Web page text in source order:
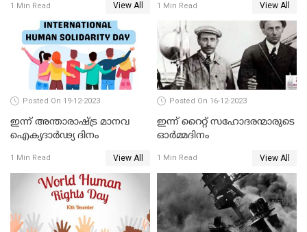
1 Min Read View All 1 Min Read View All
Posted On 19-12-2023
ഇന്ന് അന്താരാഷ്ട്ര മാനവ
ഐക്യദാര്‍ഢ്യ ദിനം
1 Min Read View All
Posted On 16-12-2023
ഇന്ന് റൈറ്റ് സഹോദരന്മാരുടെ
ഓർമ്മദിനം
1 Min Read View All